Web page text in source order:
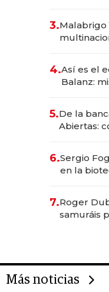
3.Malabrigo
4.Así es el
Balanz:
5.De la
Abiertas:
6.Sergio
en la
rol de la
7.Roger
samuráis
Más noticias